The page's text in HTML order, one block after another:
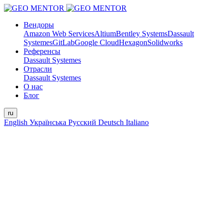
Вендоры
Amazon Web ServicesAltiumBentley SystemsDassault
SystemesGitLabGoogle CloudHexagonSolidworks
Референсы
Dassault Systemes
Отрасли
Dassault Systemes
О нас
Блог
ru
English Українська Русский Deutsch Italiano